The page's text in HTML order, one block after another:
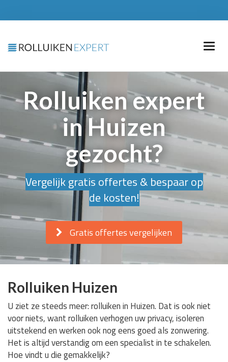
Rolluiken expert
in Huizen
gezocht?
Vergelijk gratis offertes & bespaar op
de kosten!
Gratis offertes vergelijken
Rolluiken Huizen
U ziet ze steeds meer: rolluiken in Huizen. Dat is ook niet
voor niets, want rolluiken verhogen uw privacy, isoleren
uitstekend en werken ook nog eens goed als zonwering.
Het is altijd verstandig om een specialist in te schakelen.
Hoe vindt u die gemakkelijk?